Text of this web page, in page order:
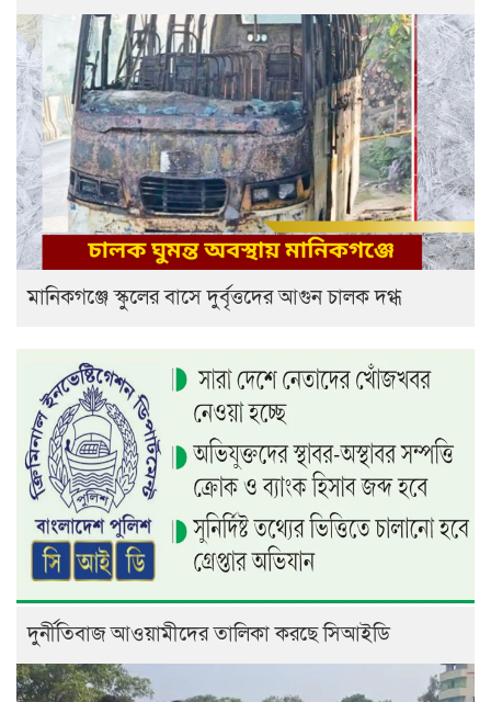
মানিকগঞ্জে স্কুলের বাসে দুর্বৃত্তদের আগুন চালক দগ্ধ
দুর্নীতিবাজ আওয়ামীদের তালিকা করছে সিআইডি